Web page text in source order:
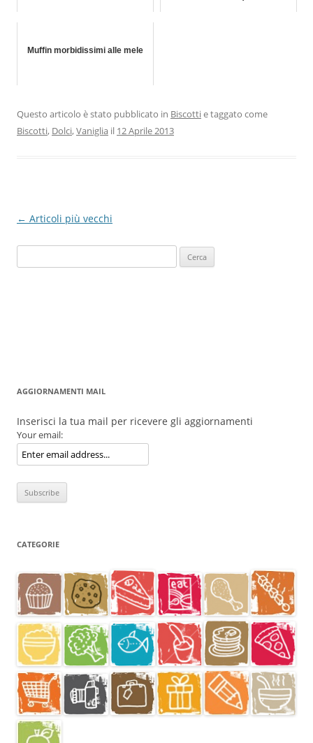
Muffin morbidissimi alle mele
Questo articolo è stato pubblicato in Biscottie taggato come
Biscotti, Dolci,Vaniglia il 12 Aprile 2013
Navigazione
← Articoli più vecchi
per:
AGGIORNAMENTI MAIL
Inserisci la tua mail per ricevere gli aggiornamenti
Your email:
CATEGORIE